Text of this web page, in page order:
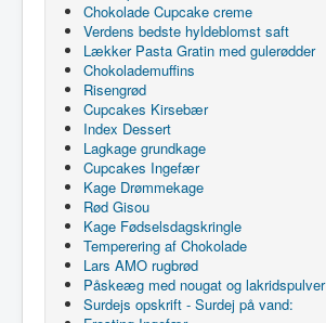
Chokolade Cupcake creme
Verdens bedste hyldeblomst saft
Lækker Pasta Gratin med gulerødder
Chokolademuffins
Risengrød
Cupcakes Kirsebær
Index Dessert
Lagkage grundkage
Cupcakes Ingefær
Kage Drømmekage
Rød Gisou
Kage Fødselsdagskringle
Temperering af Chokolade
Lars AMO rugbrød
Påskeæg med nougat og lakridspulver
Surdejs opskrift - Surdej på vand: